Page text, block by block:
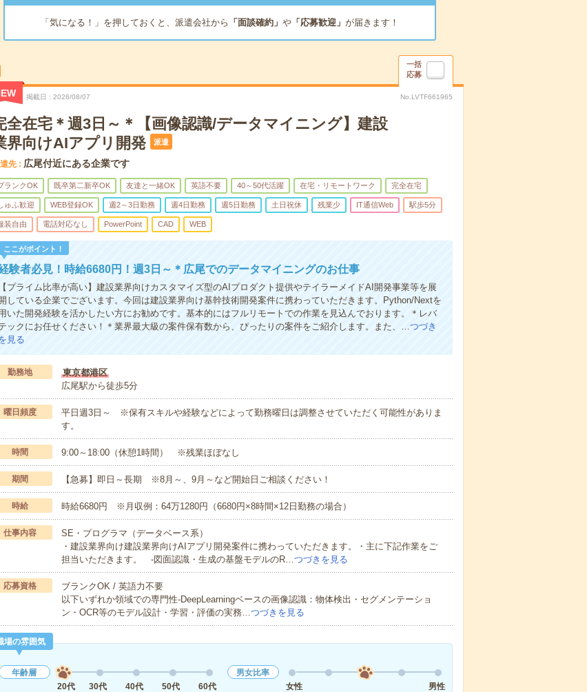
「気になる！」を押しておくと、派遣会社から 「面談確約」 や「応募歓迎」 が届きます！
一括
応募
掲載日 2026/08/07 No.LVTF661965
全在宅＊週3日～＊【画像認識/データマイニング】建設
界向けAIアプリ開発
派遣
先 広尾付近にある企業です
ランクOK 既卒第二新卒OK 友達と一緒OK 英語不要 40～50代活躍 在宅・リモートワーク 完全在宅
ゅふ歓迎 WEB登録OK 週2～3日勤務 週4日勤務 週5日勤務 土日祝休 残業少 IT通信Web 駅歩5分
装自由 電話対応なし PowerPoint CAD WEB
ここがポイント！
験者必見！時給6680円！週3日～＊広尾でのデータマイニングのお仕事
【プライム比率が高い】建設業界向けカスタマイズ型のAIプロダクト提供やテイラーメイドAI開発事業等を展
している企業でございます。今回は建設業界向け基幹技術開発案件に携わっていただきます。Python/Nextを
いた開発経験を活かしたい方にお勧めです。基本的にはフルリモートでの作業を見込んでおります。＊レバ
ックにお任せください！＊業界最大級の案件保有数から、ぴったりの案件をご紹介します。また、…つづき
見る
勤務地
東京都港区
広尾駅から徒歩5分
曜日頻度
平日週3日～ ※保有スキルや経験などによって勤務曜日は調整させていただく可能性がありま
す。
時間 9:00～18:00（休憩1時間） ※残業ほぼなし
期間 【急募】即日～長期 ※8月～、9月～など開始日ご相談ください！
時給 時給6680円 ※月収例：64万1280円（6680円×8時間×12日勤務の場合）
仕事内容
SE・プログラマ（データベース系）
・建設業界向け建設業界向けAIアプリ開発案件に携わっていただきます。・主に下記作業をご
担当いただきます。 -図面認識・生成の基盤モデルのR…つづきを見る
応募資格
ブランクOK / 英語力不要
以下いずれか領域での専門性-DeepLearningベースの画像認識：物体検出・セグメンテーショ
ン・OCR等のモデル設計・学習・評価の実務…つづきを見る
場の雰囲気
年齢層
20代
30代 40代 50代 60代
男女比率
女性
男性